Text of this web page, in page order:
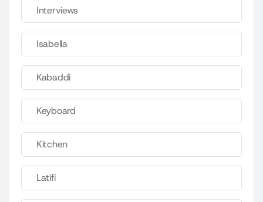
Interviews
Isabella
Kabaddi
Keyboard
Kitchen
Latifi